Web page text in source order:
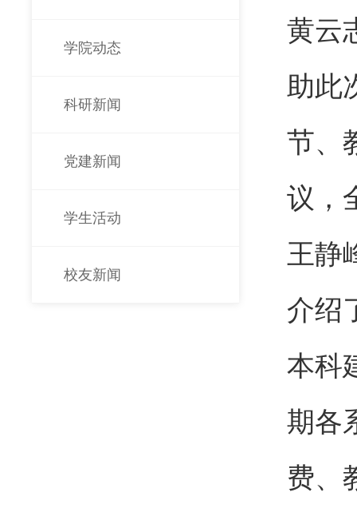
学院动态
科研新闻
党建新闻
学生活动
校友新闻
黄云
助此
节、
议，
王静
介绍
本科
期各
费、